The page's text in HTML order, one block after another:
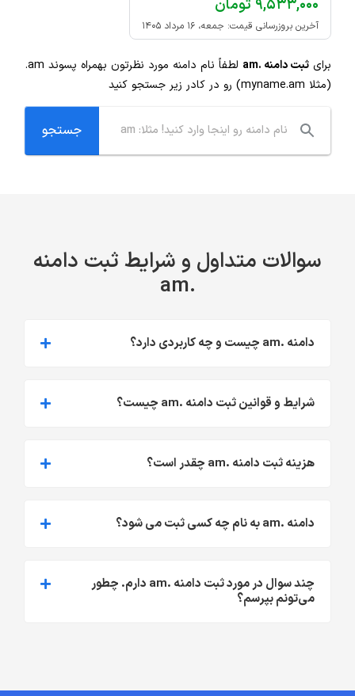
۹,۵۳۳,۰۰۰ تومان
آخرین بروزرسانی قیمت: جمعه، ۱۶ مرداد ۱۴۰۵
برای ثبت دامنه .am لطفاً نام دامنه مورد نظرتون بهمراه پسوند .am
(مثلا myname.am) رو در کادر زیر جستجو کنید
سوالات متداول و شرایط ثبت دامنه
.am
دامنه .am چیست و چه کاربردی دارد؟
شرایط و قوانین ثبت دامنه .am چیست؟
هزینه ثبت دامنه .am چقدر است؟
دامنه .am به نام چه کسی ثبت می شود؟
چند سوال در مورد ثبت دامنه .am دارم. چطور
می‌تونم بپرسم؟